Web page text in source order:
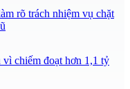
rõ trách nhiệm vụ chặt
chiếm đoạt hơn 1,1 tỷ